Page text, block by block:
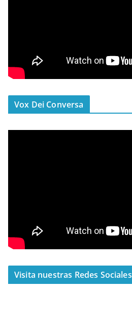
Vox Dei Conversa
Visita nuestras Redes Sociales